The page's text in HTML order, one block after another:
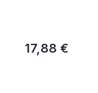
17,88 €